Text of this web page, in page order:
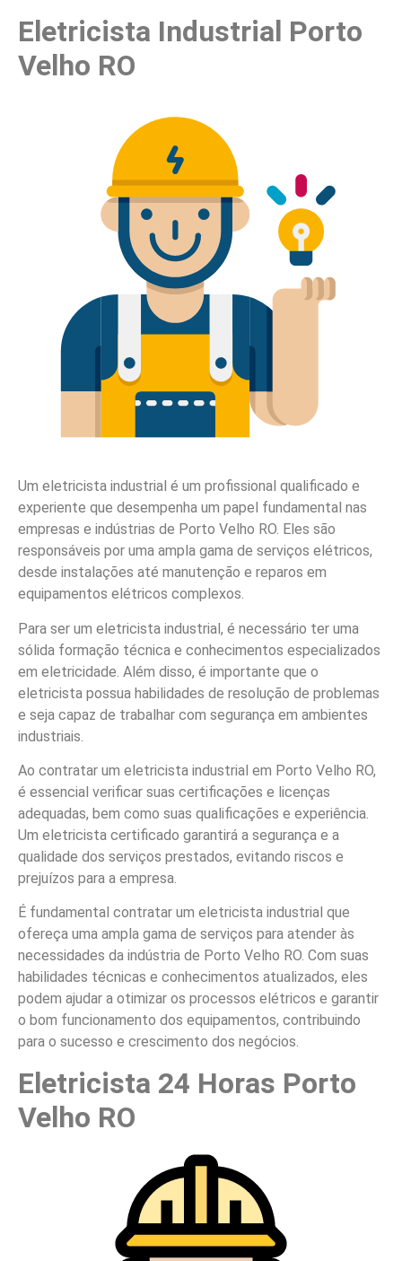
Eletricista Industrial Porto
Velho RO
Um eletricista industrial é um profissional qualificado e
experiente que desempenha um papel fundamental nas
empresas e indústrias de Porto Velho RO. Eles são
responsáveis por uma ampla gama de serviços elétricos,
desde instalações até manutenção e reparos em
equipamentos elétricos complexos.
Para ser um eletricista industrial, é necessário ter uma
sólida formação técnica e conhecimentos especializados
em eletricidade. Além disso, é importante que o
eletricista possua habilidades de resolução de problemas
e seja capaz de trabalhar com segurança em ambientes
industriais.
Ao contratar um eletricista industrial em Porto Velho RO,
é essencial verificar suas certificações e licenças
adequadas, bem como suas qualificações e experiência.
Um eletricista certificado garantirá a segurança e a
qualidade dos serviços prestados, evitando riscos e
prejuízos para a empresa.
É fundamental contratar um eletricista industrial que
ofereça uma ampla gama de serviços para atender às
necessidades da indústria de Porto Velho RO. Com suas
habilidades técnicas e conhecimentos atualizados, eles
podem ajudar a otimizar os processos elétricos e garantir
o bom funcionamento dos equipamentos, contribuindo
para o sucesso e crescimento dos negócios.
Eletricista 24 Horas Porto
Velho RO